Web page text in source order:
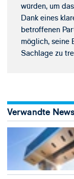
würden, um
Dank eines
betroffenen
möglich, seine
Sachlage zu
Verwandte